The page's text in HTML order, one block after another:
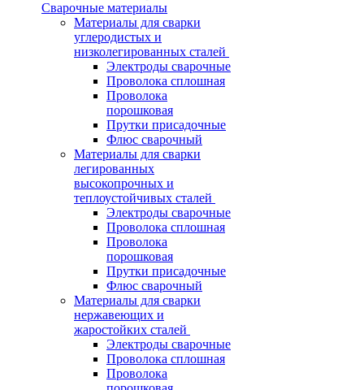
Сварочные материалы
Материалы для сварки
углеродистых и
низколегированных сталей
Электроды сварочные
Проволока сплошная
Проволока
порошковая
Прутки присадочные
Флюс сварочный
Материалы для сварки
легированных
высокопрочных и
теплоустойчивых сталей
Электроды сварочные
Проволока сплошная
Проволока
порошковая
Прутки присадочные
Флюс сварочный
Материалы для сварки
нержавеющих и
жаростойких сталей
Электроды сварочные
Проволока сплошная
Проволока